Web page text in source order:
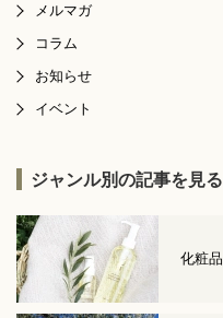
メルマガ
コラム
お知らせ
イベント
ジャンル別の記事を見る
化粧品